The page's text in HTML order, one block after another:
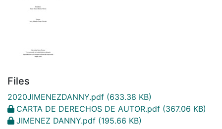
Files
2020JIMENEZDANNY.pdf (633.38 KB)
CARTA DE DERECHOS DE AUTOR.pdf (367.06 KB)
JIMENEZ DANNY.pdf (195.66 KB)